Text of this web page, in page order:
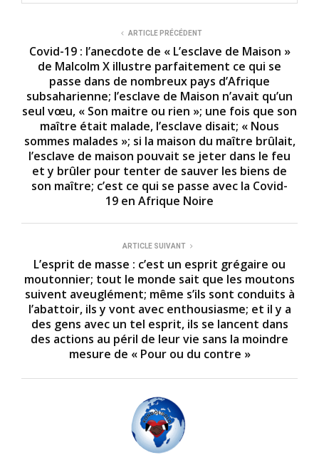
ARTICLE PRÉCÉDENT
Covid-19 : l’anecdote de « L’esclave de Maison »
de Malcolm X illustre parfaitement ce qui se
passe dans de nombreux pays d’Afrique
subsaharienne; l’esclave de Maison n’avait qu’un
seul vœu, « Son maitre ou rien »; une fois que son
maître était malade, l’esclave disait; « Nous
sommes malades »; si la maison du maître brûlait,
l’esclave de maison pouvait se jeter dans le feu
et y brûler pour tenter de sauver les biens de
son maître; c’est ce qui se passe avec la Covid-
19 en Afrique Noire
ARTICLE SUIVANT
L’esprit de masse : c’est un esprit grégaire ou
moutonnier; tout le monde sait que les moutons
suivent aveuglément; même s’ils sont conduits à
l’abattoir, ils y vont avec enthousiasme; et il y a
des gens avec un tel esprit, ils se lancent dans
des actions au péril de leur vie sans la moindre
mesure de « Pour ou du contre »